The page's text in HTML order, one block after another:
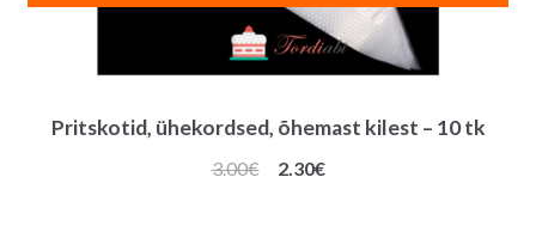
Pritskotid, ühekordsed, õhemast kilest – 10 tk
3.00€
Algne
2.30€Praegune